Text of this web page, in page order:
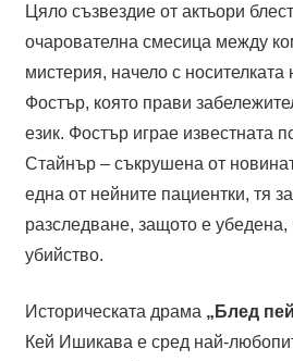
Цяло съзвездие от актьори
очарователна смесица между
мистерия, начело с носителката
Фостър, която прави
език. Фостър играе известната
Стайнър – съкрушена от
една от нейните пациентки, тя
разследване, защото е убедена,
убийство.
Историческата драма „Блед
Кей Ишикава е сред най-